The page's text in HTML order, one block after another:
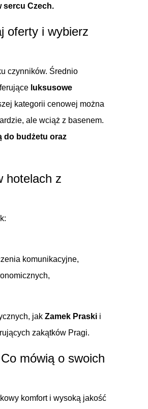
sercu Czech.
oferty i wybierz
czynników. Średnio
luksusowe
kategorii cenowej można
ale wciąż z basenem.
do budżetu oraz
hotelach z
komunikacyjne,
jak Zamek Praski i
zakątków Pragi.
mówią o swoich
komfort i wysoką jakość